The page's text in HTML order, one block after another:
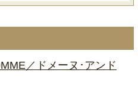
／ドメーヌ･アンド